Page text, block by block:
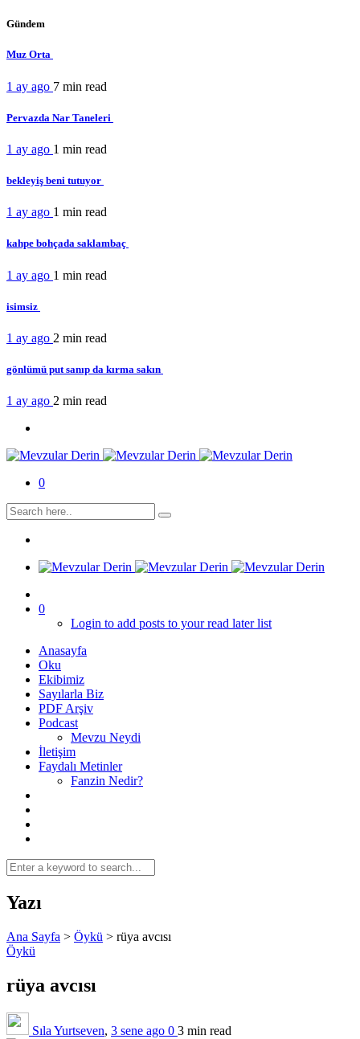
Gündem
Muz Orta
1 ay ago 7 min read
Pervazda Nar Taneleri
1 ay ago 1 min read
bekleyiş beni tutuyor
1 ay ago 1 min read
kahpe bohçada saklambaç
1 ay ago 1 min read
isimsiz
1 ay ago 2 min read
gönlümü put sanıp da kırma sakın
1 ay ago 2 min read
0
0
Login to add posts to your read later list
Anasayfa
Oku
Ekibimiz
Sayılarla Biz
PDF Arşiv
Podcast
Mevzu Neydi
İletişim
Faydalı Metinler
Fanzin Nedir?
Yazı
Ana Sayfa > Öykü > rüya avcısı
Öykü
rüya avcısı
Sıla Yurtseven, 3 sene ago 0 3 min read